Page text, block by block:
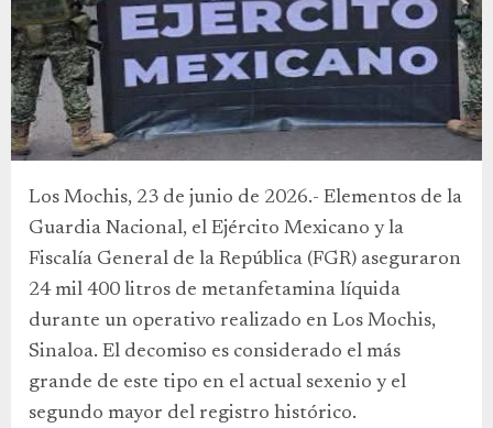
Los Mochis, 23 de junio de 2026.- Elementos de la
Guardia Nacional, el Ejército Mexicano y la
Fiscalía General de la República (FGR) aseguraron
24 mil 400 litros de metanfetamina líquida
durante un operativo realizado en Los Mochis,
Sinaloa. El decomiso es considerado el más
grande de este tipo en el actual sexenio y el
segundo mayor del registro histórico.